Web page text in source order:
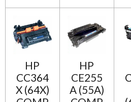
HP
CC364
X (64X)
HP
CE255
A (55A)